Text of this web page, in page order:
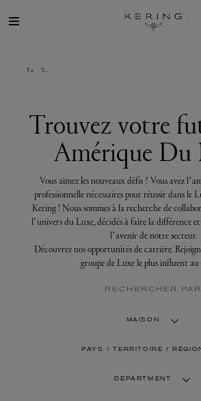
votre
futur
TALENT
DÉV. DURABLE
FINANCE
PRESSE
Trouvez votre
Amérique Du
Vous aimez les nouveaux défis ? Vous avez
professionnelle nécessaires pour réussir dans le
Kering ! Nous sommes à la recherche de
l’univers du Luxe, décidés à faire la différence
l’avenir de notre secteur.
Découvrez nos opportunités de carrière.
groupe de Luxe le plus influent au
RECHERCHER PAR
MAISON
PAYS / TERRITOIRE /
DEPARTMENT